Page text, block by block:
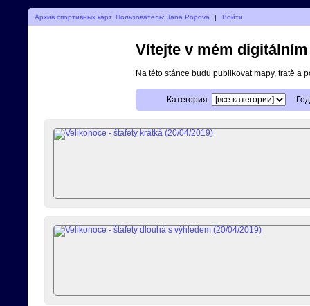
Архив спортивных карт. Пользователь: Jana Popová | Войти
Vítejte v mém
Na této stánce budu publikovat mapy, tratě a
Категория: